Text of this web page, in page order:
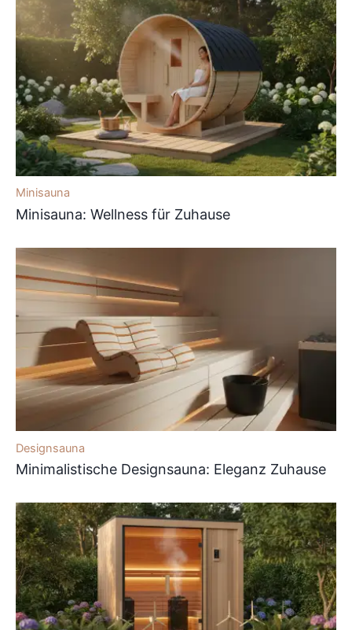
Minisauna
Minisauna: Wellness für Zuhause
Designsauna
Minimalistische Designsauna: Eleganz Zuhause